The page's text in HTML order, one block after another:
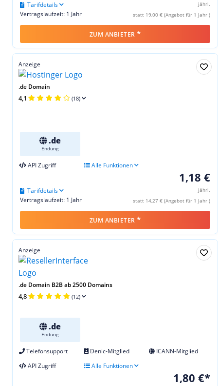
jährl.
statt 19,00 € (Angebot für 1 Jahr )
Vertragslaufzeit: 1 Jahr
Tarifdetails
ZUM ANBIETER *
Anzeige
.de Domain
4,1 (18)
.de
Endung
API Zugriff Alle Funktionen
1,18 €
jährl.
statt 14,27 € (Angebot für 1 Jahr )
Vertragslaufzeit: 1 Jahr
Tarifdetails
ZUM ANBIETER *
Anzeige
.de Domain B2B ab 2500 Domains
4,8 (12)
.de
Endung
Telefonsupport Denic-Mitglied
ICANN-Mitglied
API Zugriff
Alle Funktionen
1,80 €*